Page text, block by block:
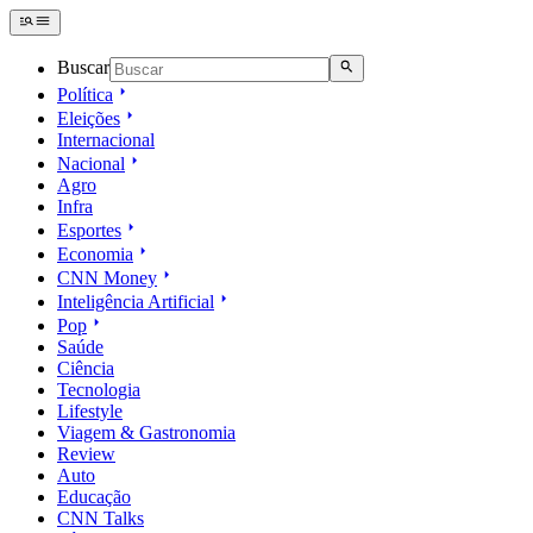
Buscar
Política
Eleições
Internacional
Nacional
Agro
Infra
Esportes
Economia
CNN Money
Inteligência Artificial
Pop
Saúde
Ciência
Tecnologia
Lifestyle
Viagem & Gastronomia
Review
Auto
Educação
CNN Talks